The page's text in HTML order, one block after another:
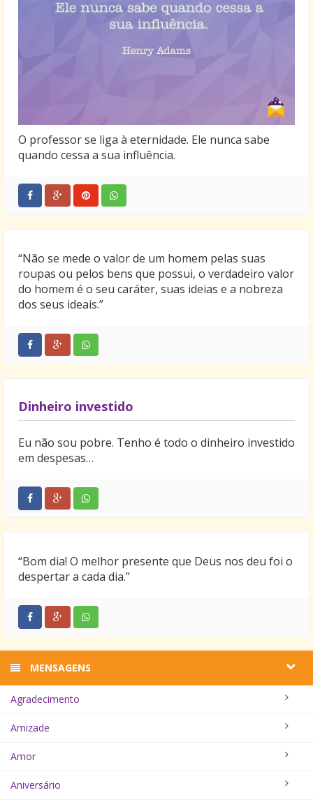
O professor se liga à eternidade. Ele nunca sabe
quando cessa a sua influência.
“Não se mede o valor de um homem pelas suas
roupas ou pelos bens que possui, o verdadeiro valor
do homem é o seu caráter, suas ideias e a nobreza
dos seus ideais.”
Dinheiro investido
Eu não sou pobre. Tenho é todo o dinheiro investido
em despesas…
“Bom dia! O melhor presente que Deus nos deu foi o
despertar a cada dia.”
MENSAGENS
Agradecimento
Amizade
Amor
Aniversário